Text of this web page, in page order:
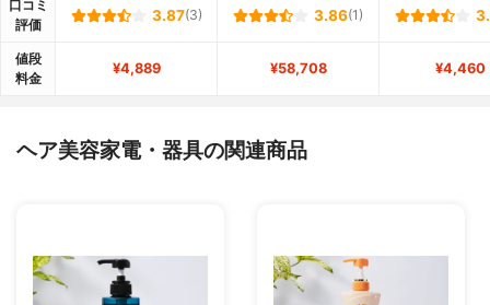
口コミ
評価
3.87(3) 3.86(1)
値段
料金
¥4,889 ¥58,708 ¥4,460
ヘア美容家電・器具の関連商品